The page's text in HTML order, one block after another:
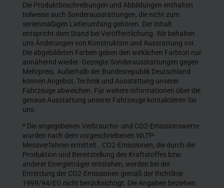
Die Produktbeschreibungen und Abbildungen enthalten
teilweise auch Sonderausstattungen, die nicht zum
serienmäßigen Lieferumfang gehören. Der Inhalt
entspricht dem Stand bei Veröffentlichung. Wir behalten
uns Änderungen von Konstruktion und Ausstattung vor.
Die abgebildeten Farben geben den wirklichen Farbton nur
annähernd wieder. Gezeigte Sonderausstattungen gegen
Mehrpreis. Außerhalb der Bundesrepublik Deutschland
können Angebot, Technik und Ausstattung unserer
Fahrzeuge abweichen. Für weitere Informationen über die
genaue Ausstattung unserer Fahrzeuge kontaktieren Sie
uns.
* Die angegebenen Verbrauchs- und CO2-Emissionswerte
wurden nach dem vorgeschriebenen WLTP-
Messverfahren ermittelt.. CO2-Emissionen, die durch die
Produktion und Bereitstellung des Kraftstoffes bzw.
anderer Energieträger entstehen, werden bei der
Ermittlung der CO2-Emissionen gemäß der Richtlinie
1999/94/EG nicht berücksichtigt. Die Angaben beziehen